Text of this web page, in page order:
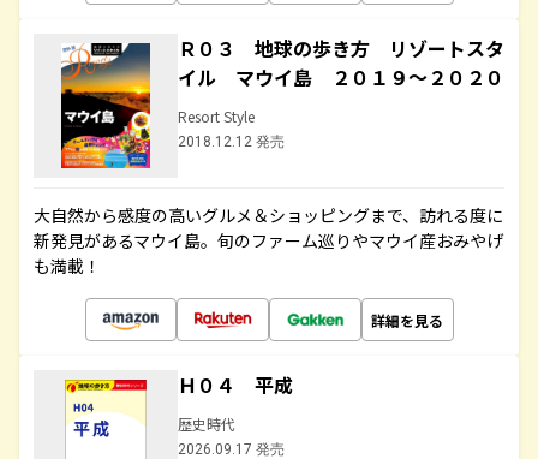
Ｒ０３ 地球の歩き方 リゾートスタ
イル マウイ島 ２０１９～２０２０
Resort Style
2018.12.12 発売
大自然から感度の高いグルメ＆ショッピングまで、訪れる度に
新発見があるマウイ島。旬のファーム巡りやマウイ産おみやげ
も満載！
詳細を見る
Ｈ０４ 平成
歴史時代
2026.09.17 発売